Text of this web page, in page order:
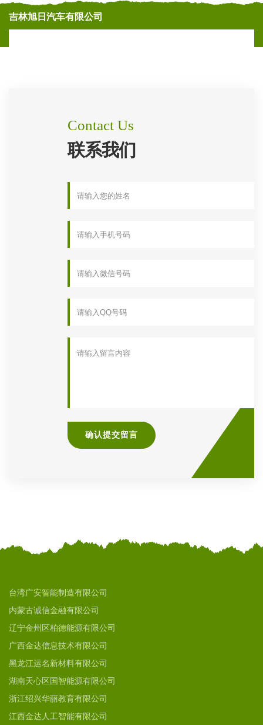
吉林旭日汽车有限公司
Contact Us
联系我们
确认提交留言
台湾广安智能制造有限公司
内蒙古诚信金融有限公司
辽宁金州区柏德能源有限公司
广西金达信息技术有限公司
黑龙江运名新材料有限公司
湖南天心区国智能源有限公司
浙江绍兴华丽教育有限公司
江西金达人工智能有限公司